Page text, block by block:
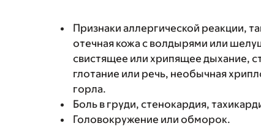
Признаки аллергической реакции,
отечная кожа с волдырями или
свистящее или хрипящее дыхание,
глотание или речь, необычная
горла.
Боль в груди, стенокардия,
Головокружение или обморок.